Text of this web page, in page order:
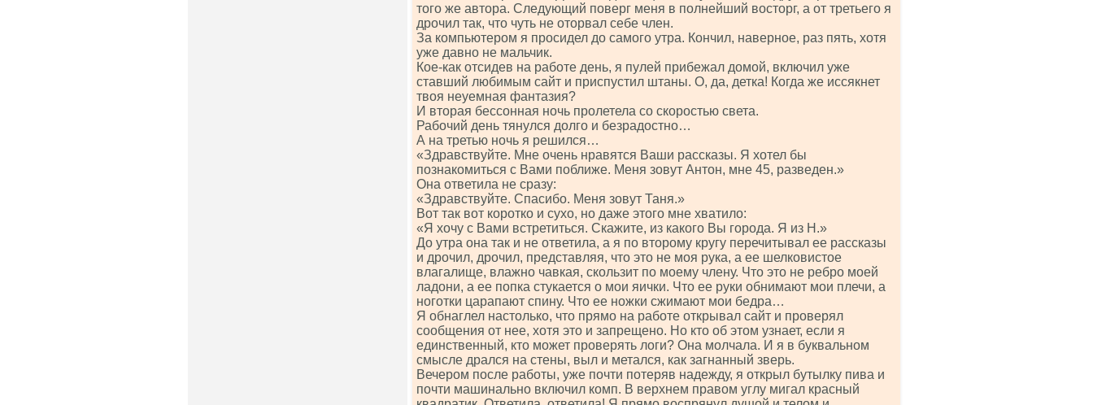
того же автора. Следующий поверг меня в полнейший восторг, а от третьего я
дрочил так, что чуть не оторвал себе член.
За компьютером я просидел до самого утра. Кончил, наверное, раз пять, хотя
уже давно не мальчик.
Кое-как отсидев на работе день, я пулей прибежал домой, включил уже
ставший любимым сайт и приспустил штаны. О, да, детка! Когда же иссякнет
твоя неуемная фантазия?
И вторая бессонная ночь пролетела со скоростью света.
Рабочий день тянулся долго и безрадостно…
А на третью ночь я решился…
«Здравствуйте. Мне очень нравятся Ваши рассказы. Я хотел бы
познакомиться с Вами поближе. Меня зовут Антон, мне 45, разведен.»
Она ответила не сразу:
«Здравствуйте. Спасибо. Меня зовут Таня.»
Вот так вот коротко и сухо, но даже этого мне хватило:
«Я хочу с Вами встретиться. Скажите, из какого Вы города. Я из Н.»
До утра она так и не ответила, а я по второму кругу перечитывал ее рассказы
и дрочил, дрочил, представляя, что это не моя рука, а ее шелковистое
влагалище, влажно чавкая, скользит по моему члену. Что это не ребро моей
ладони, а ее попка стукается о мои яички. Что ее руки обнимают мои плечи, а
ноготки царапают спину. Что ее ножки сжимают мои бедра…
Я обнаглел настолько, что прямо на работе открывал сайт и проверял
сообщения от нее, хотя это и запрещено. Но кто об этом узнает, если я
единственный, кто может проверять логи? Она молчала. И я в буквальном
смысле дрался на стены, выл и метался, как загнанный зверь.
Вечером после работы, уже почти потеряв надежду, я открыл бутылку пива и
почти машинально включил комп. В верхнем правом углу мигал красный